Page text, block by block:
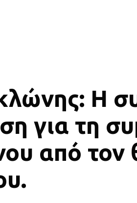
Η
για τη
από τον